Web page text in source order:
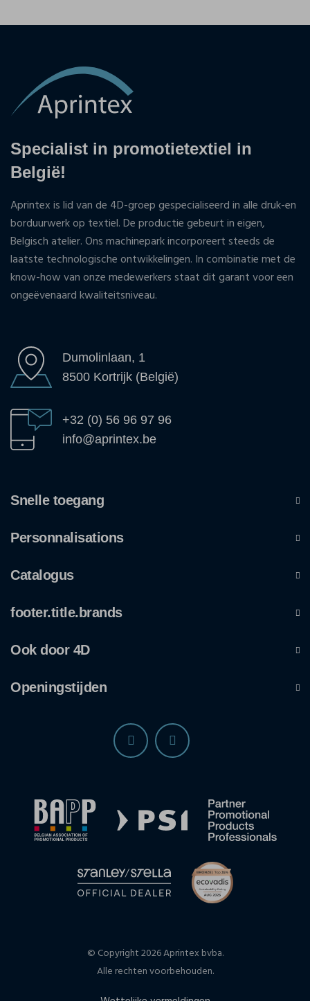
Specialist in promotietextiel in
België!
Aprintex is lid van de 4D-groep gespecialiseerd in alle druk-en
borduurwerk op textiel. De productie gebeurt in eigen,
Belgisch atelier. Ons machinepark incorporeert steeds de
laatste technologische ontwikkelingen. In combinatie met de
know-how van onze medewerkers staat dit garant voor een
ongeëvenaard kwaliteitsniveau.
Dumolinlaan, 1
8500 Kortrijk (België)
+32 (0) 56 96 97 96
info@aprintex.be
Snelle toegang
Personnalisations
Catalogus
footer.title.brands
Ook door 4D
Openingstijden
© Copyright 2026 Aprintex bvba.
Alle rechten voorbehouden.